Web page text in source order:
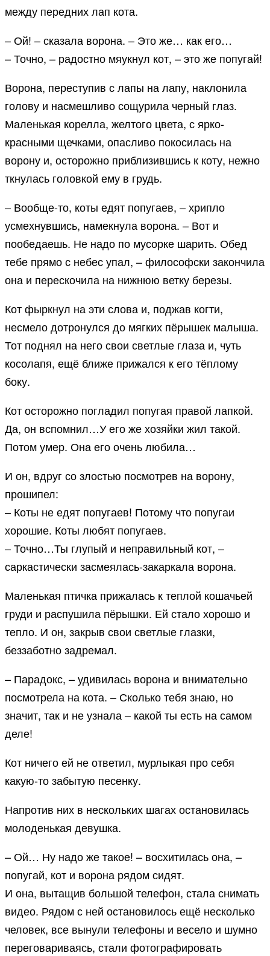
между передних лап кота.
– Ой! – сказала ворона. – Это же… как его…
– Точно, – радостно мяукнул кот, – это же попугай!
Ворона, переступив с лапы на лапу, наклонила
голову и насмешливо сощурила черный глаз.
Маленькая корелла, желтого цвета, с ярко-
красными щечками, опасливо покосилась на
ворону и, осторожно приблизившись к коту, нежно
ткнулась головкой ему в грудь.
– Вообще-то, коты едят попугаев, – хрипло
усмехнувшись, намекнула ворона. – Вот и
пообедаешь. Не надо по мусорке шарить. Обед
тебе прямо с небес упал, – философски закончила
она и перескочила на нижнюю ветку березы.
Кот фыркнул на эти слова и, поджав когти,
несмело дотронулся до мягких пёрышек малыша.
Тот поднял на него свои светлые глаза и, чуть
косолапя, ещё ближе прижался к его тёплому
боку.
Кот осторожно погладил попугая правой лапкой.
Да, он вспомнил…У его же хозяйки жил такой.
Потом умер. Она его очень любила…
И он, вдруг со злостью посмотрев на ворону,
прошипел:
– Коты не едят попугаев! Потому что попугаи
хорошие. Коты любят попугаев.
– Точно…Ты глупый и неправильный кот, –
саркастически засмеялась-закаркала ворона.
Маленькая птичка прижалась к теплой кошачьей
груди и распушила пёрышки. Ей стало хорошо и
тепло. И он, закрыв свои светлые глазки,
беззаботно задремал.
– Парадокс, – удивилась ворона и внимательно
посмотрела на кота. – Сколько тебя знаю, но
значит, так и не узнала – какой ты есть на самом
деле!
Кот ничего ей не ответил, мурлыкая про себя
какую-то забытую песенку.
Напротив них в нескольких шагах остановилась
молоденькая девушка.
– Ой… Ну надо же такое! – восхитилась она, –
попугай, кот и ворона рядом сидят.
И она, вытащив большой телефон, стала снимать
видео. Рядом с ней остановилось ещё несколько
человек, все вынули телефоны и весело и шумно
переговариваясь, стали фотографировать